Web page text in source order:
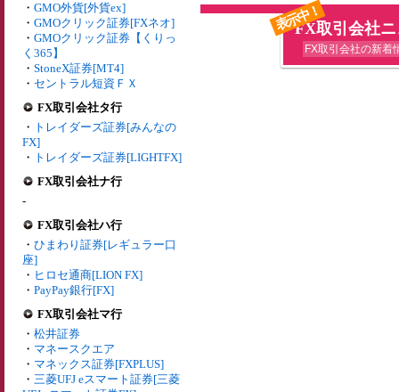
・ GMO外貨[外貨ex]
・ GMOクリック証券[FXネオ]
・ GMOクリック証券【くりっ
く365】
・ StoneX証券[MT4]
・ セントラル短資ＦＸ
FX取引会社タ行
・ トレイダーズ証券[みんなの
FX]
・ トレイダーズ証券[LIGHTFX]
FX取引会社ナ行
-
FX取引会社ハ行
・ ひまわり証券[レギュラー口
座]
・ ヒロセ通商[LION FX]
・ PayPay銀行[FX]
FX取引会社マ行
・ 松井証券
・ マネースクエア
・ マネックス証券[FXPLUS]
・ 三菱UFJ eスマート証券[三菱
表示中！
FX取引会社
FX取引会社の新着